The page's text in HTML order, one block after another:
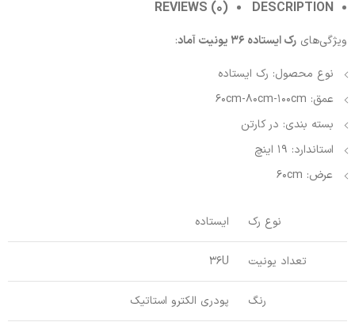
DESCRIPTION
REVIEWS (0)
ویژگی‌های رک ایستاده 36 یونیت آماد
:
نوع محصول: رک ایستاده
عمق: 60cm-80cm-100cm
بسته بندی: در کارتن
استاندارد: 19 اینچ
عرض: 60cm
نوع رک ایستاده
تعداد یونیت 36U
رنگ پودری الکترو استاتیک